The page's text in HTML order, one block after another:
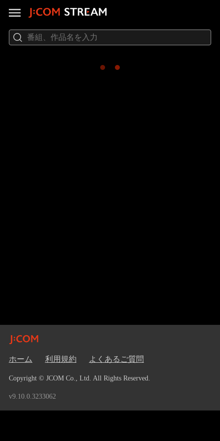
ホーム 利用規約 よくあるご質問
Copyright © JCOM Co., Ltd. All Rights Reserved.
v9.10.0.3233062